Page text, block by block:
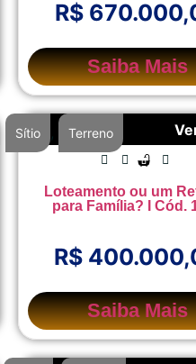
R$
Saiba Mais
Sítio , Terreno
Loteamento ou um
para Família? I Cód.
R$
Saiba Mais